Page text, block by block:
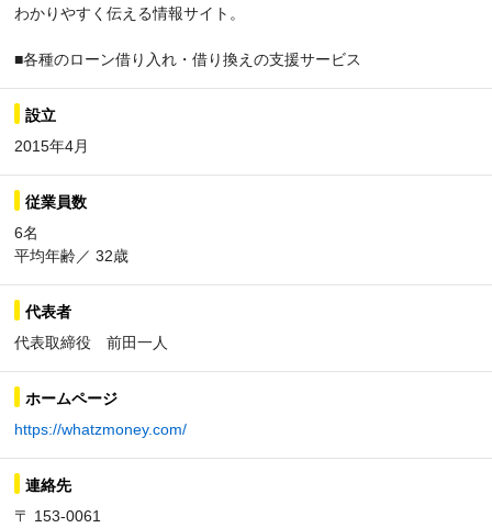
わかりやすく伝える情報サイト。
■各種のローン借り入れ・借り換えの支援サービス
設立
2015年4月
従業員数
6名
平均年齢／ 32歳
代表者
代表取締役 前田一人
ホームページ
https://whatzmoney.com/
連絡先
〒 153-0061